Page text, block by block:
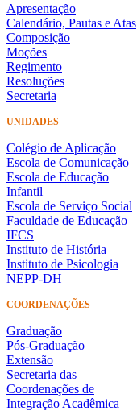
Apresentação
Calendário, Pautas e Atas
Composição
Moções
Regimento
Resoluções
Secretaria
UNIDADES
Colégio de Aplicação
Escola de Comunicação
Escola de Educação
Infantil
Escola de Serviço Social
Faculdade de Educação
IFCS
Instituto de História
Instituto de Psicologia
NEPP-DH
COORDENAÇÕES
Graduação
Pós-Graduação
Extensão
Secretaria das
Coordenações de
Integração Acadêmica